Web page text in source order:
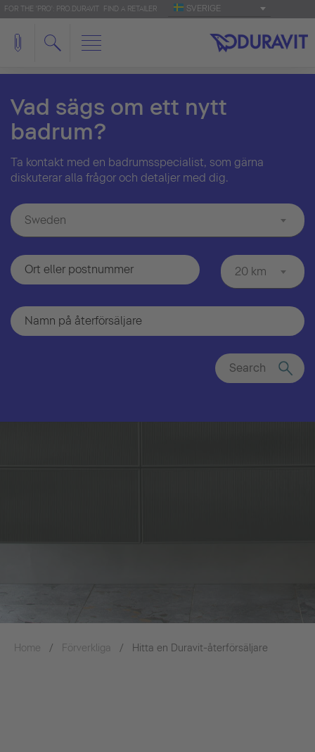
FOR THE 'PRO': PRO.DURAVIT FIND A RETAILER SVERIGE
Vad sägs om ett nytt
badrum?
Ta kontakt med en badrumsspecialist, som gärna
diskuterar alla frågor och detaljer med dig.
Sweden
20 km
Search
Home Förverkliga Hitta en Duravit-återförsäljare